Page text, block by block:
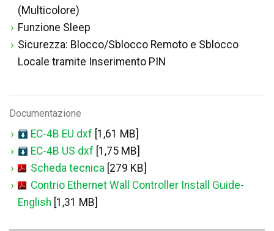
(Multicolore)
Funzione Sleep
Sicurezza: Blocco/Sblocco Remoto e Sblocco
Locale tramite Inserimento PIN
Documentazione
EC-4B EU dxf [1,61 MB]
EC-4B US dxf [1,75 MB]
Scheda tecnica [279 KB]
Contrio Ethernet Wall Controller Install Guide-
English [1,31 MB]